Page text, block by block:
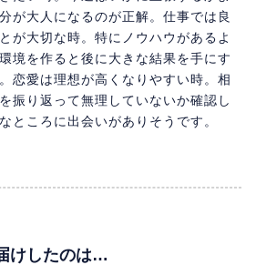
が大人になるのが正解。仕事では良
が大切な時。特にノウハウがあるよ
境を作ると後に大きな結果を手にす
恋愛は理想が高くなりやすい時。相
振り返って無理していないか確認し
ところに出会いがありそうです。
けしたのは…